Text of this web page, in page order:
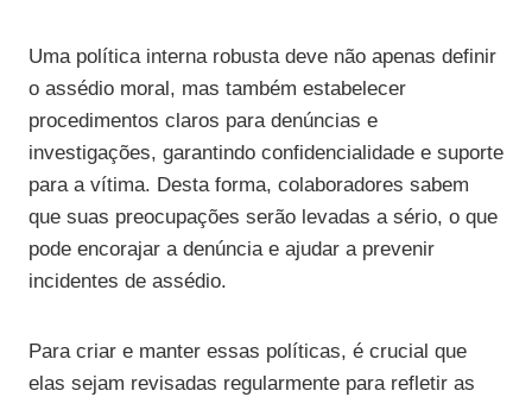
Uma política interna robusta deve não apenas definir
o assédio moral, mas também estabelecer
procedimentos claros para denúncias e
investigações, garantindo confidencialidade e suporte
para a vítima. Desta forma, colaboradores sabem
que suas preocupações serão levadas a sério, o que
pode encorajar a denúncia e ajudar a prevenir
incidentes de assédio.
Para criar e manter essas políticas, é crucial que
elas sejam revisadas regularmente para refletir as